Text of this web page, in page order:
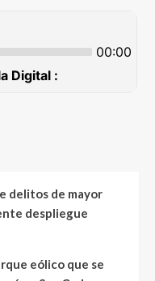
delitos de mayor
despliegue
eólico que se